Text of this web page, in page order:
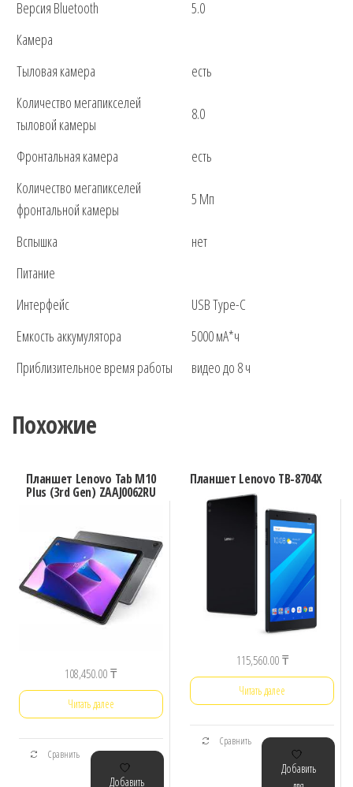
Версия Bluetooth
5.0
Камера
Тыловая камера
есть
Количество мегапикселей
тыловой камеры
8.0
Фронтальная камера
есть
Количество мегапикселей
фронтальной камеры
5 Мп
Вспышка
нет
Питание
Интерфейс
USB Type-C
Емкость аккумулятора
5000 мА*ч
Приблизительное время работы
видео до 8 ч
Похожие
Планшет Lenovo Tab M10
Plus (3rd Gen) ZAAJ0062RU
108,450.00₸
Читать далее
Сравнить
Добавить
Планшет Lenovo TB-8704X
115,560.00₸
Читать далее
Сравнить
Добавить